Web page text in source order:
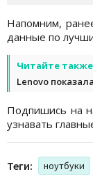
Напомним,
данные по
Читайте
Lenovo
Подпишись на
узнавать
Теги: ноутбуки